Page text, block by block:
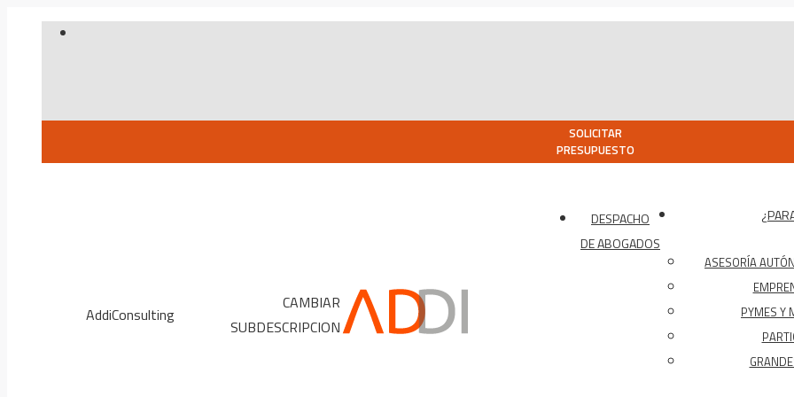
SOLICITAR
PRESUPUESTO
AddiConsulting
CAMBIAR
SUBDESCRIPCION
DESPACHO
DE ABOGADOS
ASESORÍA
PYMES Y